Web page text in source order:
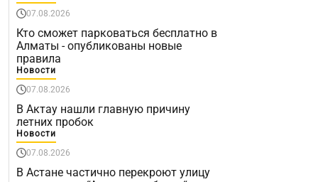
07.08.2026
Кто сможет парковаться бесплатно в
Алматы - опубликованы новые
правила
Новости
07.08.2026
В Актау нашли главную причину
летних пробок
Новости
07.08.2026
В Астане частично перекроют улицу